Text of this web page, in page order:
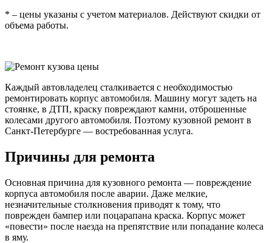
* – цены указаны с учетом материалов. Действуют скидки от
объема работы.
Каждый автовладелец сталкивается с необходимостью
ремонтировать корпус автомобиля. Машину могут задеть на
стоянке, в ДТП, краску повреждают камни, отброшенные
колесами другого автомобиля. Поэтому кузовной ремонт в
Санкт-Петербурге — востребованная услуга.
Причины для ремонта
Основная причина для кузовного ремонта — повреждение
корпуса автомобиля после аварии. Даже мелкие,
незначительные столкновения приводят к тому, что
поврежден бампер или поцарапана краска. Корпус может
«повести» после наезда на препятствие или попадание колеса
в яму.